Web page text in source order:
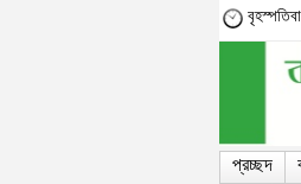
প্রচ্ছদ